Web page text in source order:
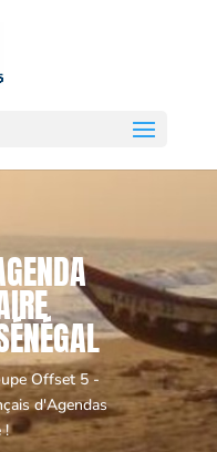
Offset 5 -
d'Agendas
!